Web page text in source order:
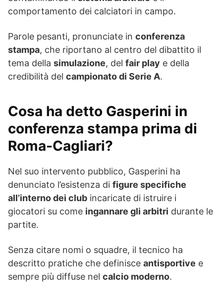
comportamento dei calciatori in campo.
Parole pesanti, pronunciate in conferenza
stampa, che riportano al centro del dibattito il
tema della simulazione, del fair play e della
credibilità del campionato di Serie A.
Cosa ha detto Gasperini in
conferenza stampa prima di
Roma-Cagliari?
Nel suo intervento pubblico, Gasperini ha
denunciato l’esistenza di figure specifiche
all’interno dei club incaricate di istruire i
giocatori su come ingannare gli arbitri durante le
partite.
Senza citare nomi o squadre, il tecnico ha
descritto pratiche che definisce antisportive e
sempre più diffuse nel calcio moderno.